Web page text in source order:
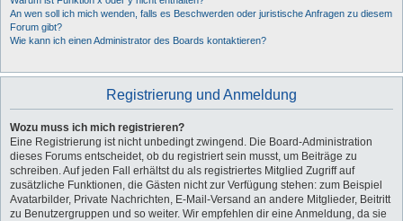
An wen soll ich mich wenden, falls es Beschwerden oder juristische Anfragen zu diesem
Forum gibt?
Wie kann ich einen Administrator des Boards kontaktieren?
Registrierung und Anmeldung
Wozu muss ich mich registrieren?
Eine Registrierung ist nicht unbedingt zwingend. Die Board-Administration
dieses Forums entscheidet, ob du registriert sein musst, um Beiträge zu
schreiben. Auf jeden Fall erhältst du als registriertes Mitglied Zugriff auf
zusätzliche Funktionen, die Gästen nicht zur Verfügung stehen: zum Beispiel
Avatarbilder, Private Nachrichten, E-Mail-Versand an andere Mitglieder, Beitritt
zu Benutzergruppen und so weiter. Wir empfehlen dir eine Anmeldung, da sie